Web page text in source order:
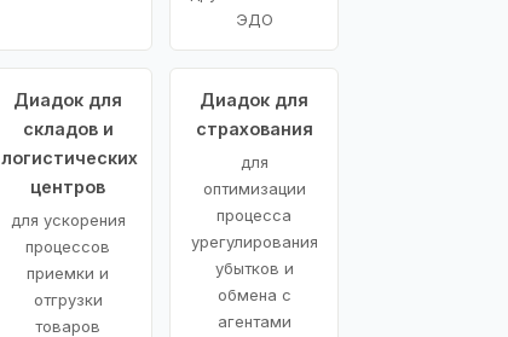
ЭДО
Диадок для
складов и
логистических
центров
для ускорения
процессов
приемки и
отгрузки
товаров
Диадок для
страхования
для
оптимизации
процесса
урегулирования
убытков и
обмена с
агентами